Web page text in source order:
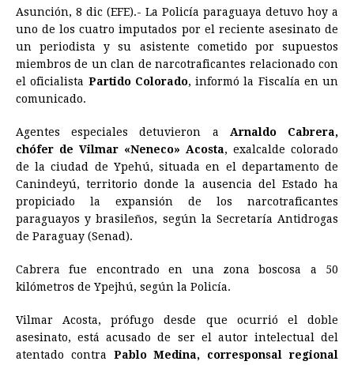
c
e
b
o
k
s
s
e
n
e
a
s
A
p
r
e
a
d
n
e
r
s
n
k
e
d
n
a
i
l
i
n
t
p
y
L
i
k
Asunción, 8 dic (EFE).- La Policía paraguaya detuvo hoy a
uno de los cuatro imputados por el reciente asesinato de
un periodista y su asistente cometido por supuestos
miembros de un clan de narcotraficantes relacionado con
el oficialista Partido Colorado, informó la Fiscalía en un
comunicado.
Agentes especiales detuvieron a Arnaldo Cabrera,
chófer de Vilmar «Neneco» Acosta, exalcalde colorado
de la ciudad de Ypehú, situada en el departamento de
Canindeyú, territorio donde la ausencia del Estado ha
propiciado la expansión de los narcotraficantes
paraguayos y brasileños, según la Secretaría Antidrogas
de Paraguay (Senad).
Cabrera fue encontrado en una zona boscosa a 50
kilómetros de Ypejhú, según la Policía.
Vilmar Acosta, prófugo desde que ocurrió el doble
asesinato, está acusado de ser el autor intelectual del
atentado contra Pablo Medina, corresponsal regional